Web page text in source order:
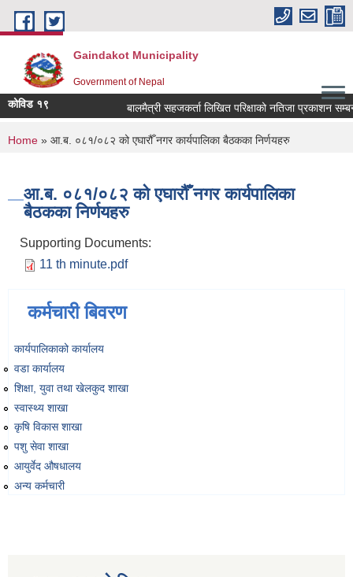
Skip to main content
Gaindakot Municipality
Government of Nepal
कोविड १९ बालमैत्री सहजकर्ता लिखित परिक्षाको नतिजा प्रकाशन सम्बन्धमा
You are here
Home » आ.ब. ०८१/०८२ को एघारौँ नगर कार्यपालिका बैठकका निर्णयहरु
आ.ब. ०८१/०८२ को एघारौँ नगर कार्यपालिका
बैठकका निर्णयहरु
Supporting Documents:
11 th minute.pdf
कर्मचारी बिवरण
कार्यपालिकाको कार्यालय
वडा कार्यालय
शिक्षा, युवा तथा खेलकुद शाखा
स्वास्थ्य शाखा
कृषि विकास शाखा
पशु सेवा शाखा
आयुर्वेद औषधालय
अन्य कर्मचारी